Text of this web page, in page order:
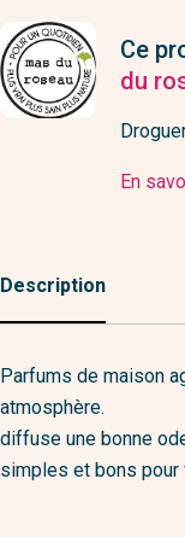
Ce
du
En
Description
Parfums de maison
atmosphère.
diffuse une bonne
simples et bons pour